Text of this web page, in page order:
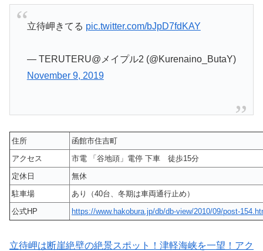
立待岬きてる pic.twitter.com/bJpD7fdKAY
— TERUTERU@メイプル2 (@Kurenaino_ButaY)
November 9, 2019
住所
函館市住吉町
アクセス
市電 「谷地頭」電停 下車 徒歩15分
定休日
無休
駐車場
あり（40台、冬期は車両通行止め）
公式HP
https://www.hakobura.jp/db/db-view/2010/09/post-
立待岬は断崖絶壁の絶景スポット！津軽海峡を一望！アク